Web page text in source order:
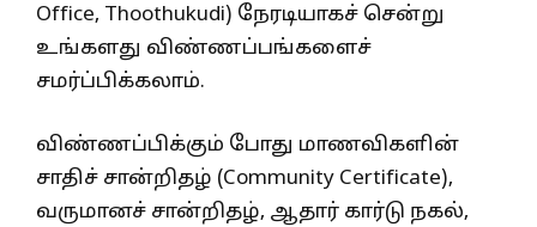
Office, Thoothukudi) நேரடியாகச் சென்று
உங்களது விண்ணப்பங்களைச்
சமர்ப்பிக்கலாம்.
விண்ணப்பிக்கும் போது மாணவிகளின்
சாதிச் சான்றிதழ் (Community Certificate),
வருமானச் சான்றிதழ், ஆதார் கார்டு நகல்,